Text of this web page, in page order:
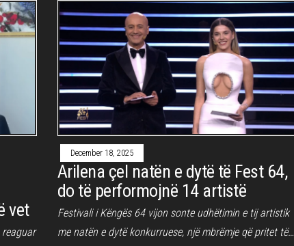
vet
December 18, 2025
Arilena çel natën e dytë të Fest 64,
do të performojnë 14 artistë
Festivali i Këngës 64 vijon sonte udhëtimin e tij artistik
me natën e dytë konkurruese, një mbrëmje që pritet të…